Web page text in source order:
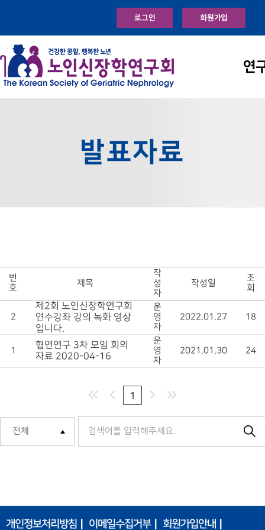
로그인 회원가입
연
발표자료
번
호
제목
작
성
자
작성일
조
회
2
제2회 노인신장학연구회
연수강좌 강의 녹화 영상
입니다.
운
영
자
2022.01.27 18
1
협연연구 3차 모임 회의
자료 2020-04-16
운
영
자
2021.01.30 24
1
개인정보처리방침 이메일수집거부 회원가입안내